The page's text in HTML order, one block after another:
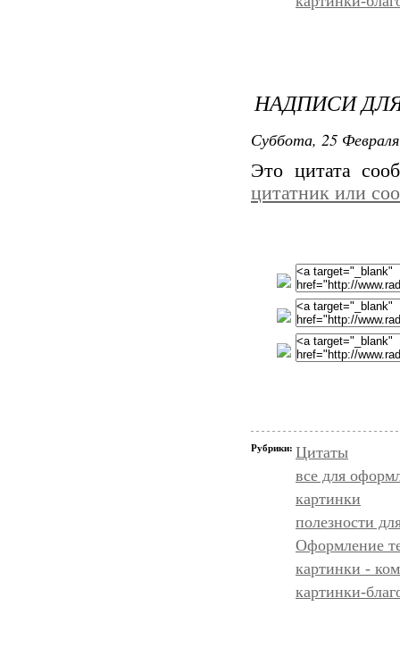
НАДПИСИ
Суббота, 25
Это цитата
цитатник или
Рубрики: Цитаты
все для
картинки
полезности
Оформление
картинки -
картинки-